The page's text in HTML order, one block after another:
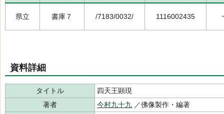
県立 書庫７ /7183/0032/ 1116002435
資料詳細
タイトル
四天王顕現
著者
今村九十九 ／佛像製作・編著